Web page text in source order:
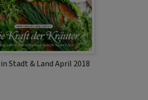
Stadt & Land April 2018